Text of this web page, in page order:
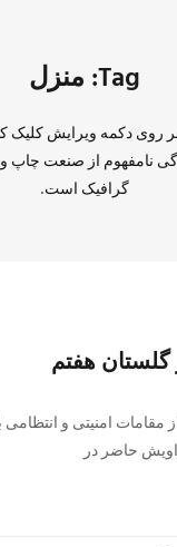
Tag: منزل
روی دکمه ویرایش کلیک
نامفهوم از صنعت چاپ و
گرافیک است.
گلستان هفتم
مقامات امنیتی و
حاضر در